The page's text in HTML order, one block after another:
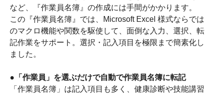
など、『作業員名簿』の作成には手間がかかります。
この『作業員名簿』では、Microsoft Excel 様式ならでは
のマクロ機能や関数を駆使して、面倒な入力、選択、転
記作業をサポート。選択・記入項目を極限まで簡素化し
ました。
●「作業員」を選ぶだけで自動で作業員名簿に転記
「作業員名簿」は記入項目も多く、健康診断や技能講習